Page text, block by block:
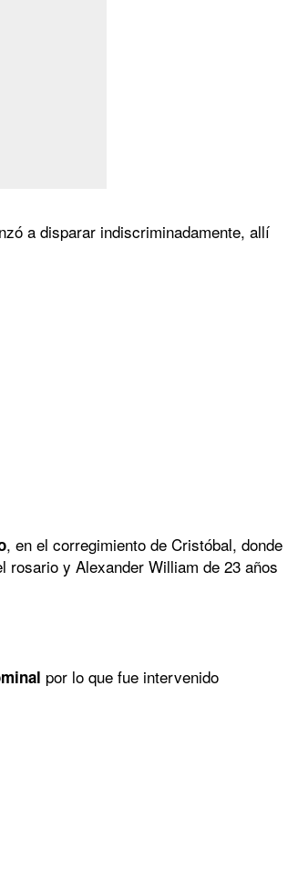
a disparar indiscriminadamente, allí
, en el corregimiento de Cristóbal, donde
y Alexander William de 23 años
por lo que fue intervenido